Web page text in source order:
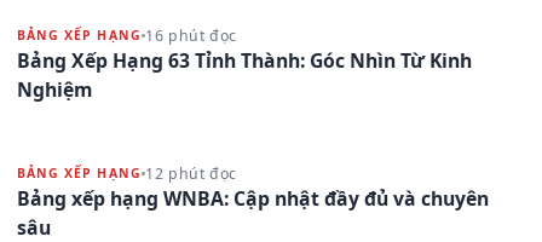
BẢNG XẾP HẠNG 16 phút đọc
Bảng Xếp Hạng 63 Tỉnh Thành: Góc Nhìn Từ Kinh
Nghiệm
BẢNG XẾP HẠNG 12 phút đọc
Bảng xếp hạng WNBA: Cập nhật đầy đủ và chuyên
sâu